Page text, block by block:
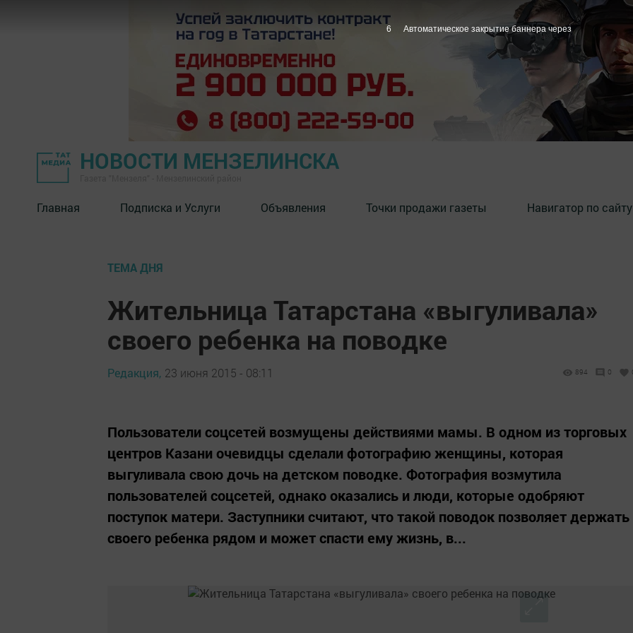
НОВОСТИ МЕНЗЕЛИНСКА
Главная Подписка и Услуги Объявления Точки продажи газеты Навигатор по сайту
ТЕМА ДНЯ
Жительница Татарстана «выгуливала»
своего ребенка на поводке
Редакция, 23 июня 2015 - 08:11 894 0
Пользователи соцсетей возмущены действиями мамы. В одном из торговых
центров Казани очевидцы сделали фотографию женщины, которая
выгуливала свою дочь на детском поводке. Фотография возмутила
пользователей соцсетей, однако оказались и люди, которые одобряют
поступок матери. Заступники считают, что такой поводок позволяет держать
своего ребенка рядом и может спасти ему жизнь, в...
5 Автоматическое закрытие баннера через